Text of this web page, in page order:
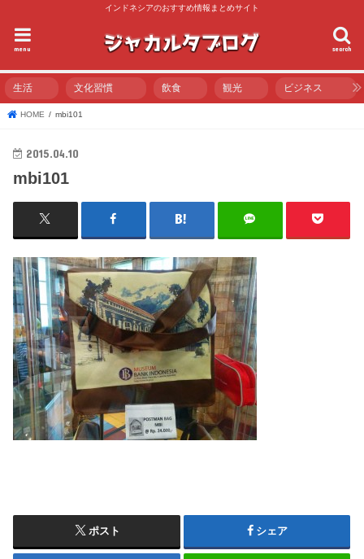
インドネシアのおすすめ情報まとめサイト
search
menu
生活 文化習慣 飲食 観光 ビジネス
HOME mbi101
2015.04.10
mbi101
ポスト シェア